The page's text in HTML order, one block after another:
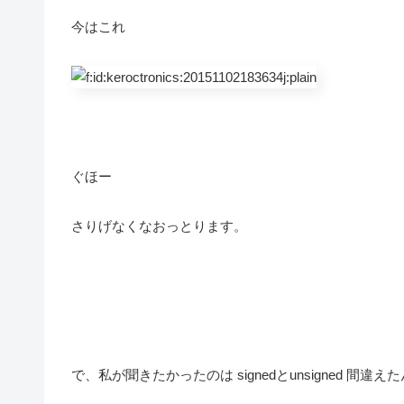
今はこれ
ぐほー
さりげなくなおっとります。
で、私が聞きたかったのは signedとunsigned 間違えた